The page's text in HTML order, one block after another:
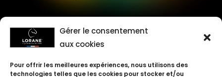
Gérer le consentement
aux cookies
Pour offrir les meilleures expériences, nous utilisons des
technologies telles que les cookies pour stocker et/ou